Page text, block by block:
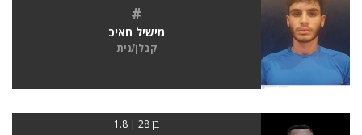
#
מישיל חאיכ
קבלן/נית
בן 28 | 1.8